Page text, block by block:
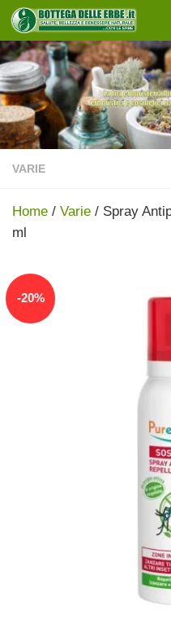
Sotto il contenuto
VARIE
Home / Varie / Spray
ml
-20%